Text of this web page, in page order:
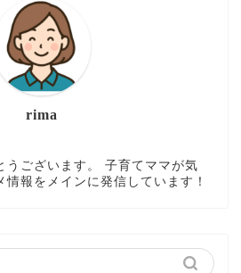
rima
うございます。 子育てママが気
情報をメインに発信しています！